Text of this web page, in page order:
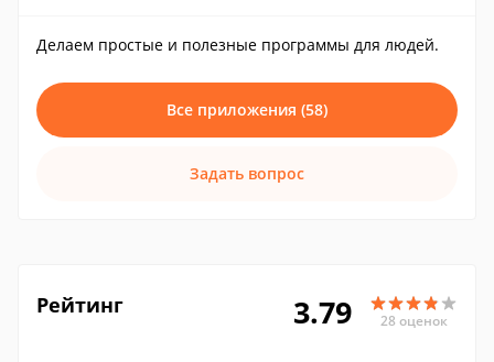
Делаем простые и полезные программы для людей.
Все приложения (58)
Задать вопрос
Рейтинг 3.79 28 оценок